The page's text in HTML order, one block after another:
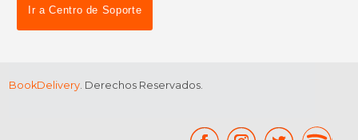
Ir a Centro de Soporte
BookDelivery . Derechos Reservados.